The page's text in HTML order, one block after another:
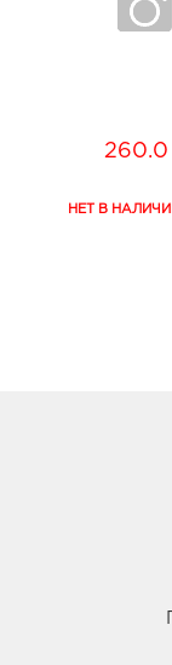
260.0